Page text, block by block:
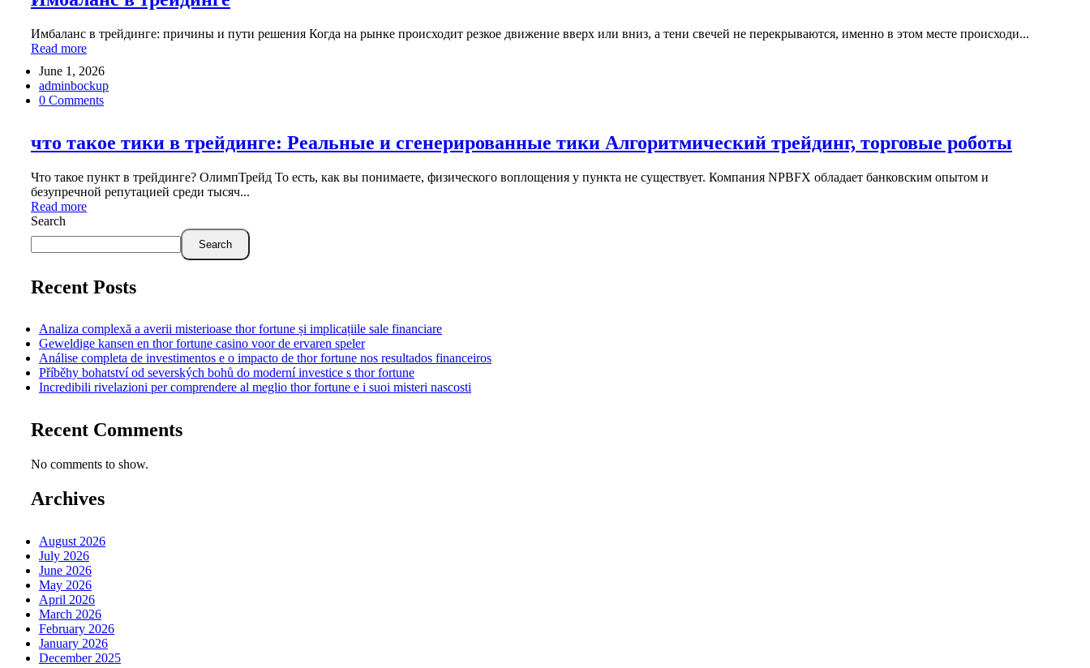
Имбаланс в трейдинге: причины и пути решения Когда на рынке происходит резкое движение вверх или вниз, а тени свечей не перекрываются, именно в этом месте происходи...
Read more
June 1, 2026
adminbockup
0 Comments
что такое тики в трейдинге: Реальные и сгенерированные тики Алгоритмический трейдинг, торговые роботы
Что такое пункт в трейдинге? ОлимпТрейд То есть, как вы понимаете, физического воплощения у пункта не существует. Компания NPBFX обладает банковским опытом и
безупречной репутацией среди тысяч...
Read more
Search
Search
Recent Posts
Analiza complexă a averii misterioase thor fortune și implicațiile sale financiare
Geweldige kansen en thor fortune casino voor de ervaren speler
Análise completa de investimentos e o impacto de thor fortune nos resultados financeiros
Příběhy bohatství od severských bohů do moderní investice s thor fortune
Incredibili rivelazioni per comprendere al meglio thor fortune e i suoi misteri nascosti
Recent Comments
No comments to show.
Archives
August 2026
July 2026
June 2026
May 2026
April 2026
March 2026
February 2026
January 2026
December 2025